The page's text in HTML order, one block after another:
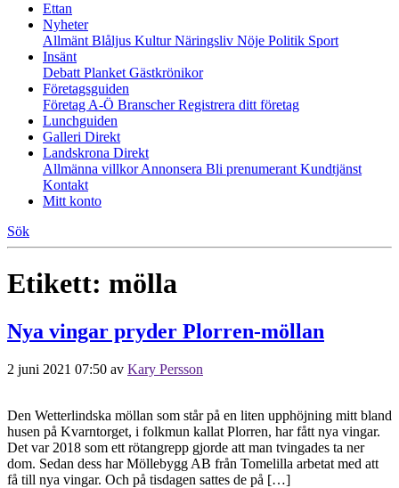
Ettan
Nyheter
Allmänt Blåljus KulturNäringsliv Nöje Politik Sport
Insänt
Debatt Planket Gästkrönikor
Företagsguiden
Företag A-Ö BranscherRegistrera ditt företag
Lunchguiden
Galleri Direkt
Landskrona Direkt
Allmänna villkorAnnonsera Bli prenumerant Kundtjänst
Kontakt
Mitt konto
Sök
Etikett: mölla
Nya vingar pryder Plorren-möllan
2 juni 2021 07:50 av Kary Persson
Den Wetterlindska möllan som står på en liten upphöjning mitt bland
husen på Kvarntorget, i folkmun kallat Plorren, har fått nya vingar.
Det var 2018 som ett rötangrepp gjorde att man tvingades ta ner
dom. Sedan dess har Möllebygg AB från Tomelilla arbetat med att
få till nya vingar. Och på tisdagen sattes de på […]